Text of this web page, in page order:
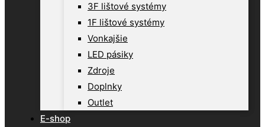
3F lištové systémy
1F lištové systémy
Vonkajšie
LED pásiky
Zdroje
Doplnky
Outlet
E-shop